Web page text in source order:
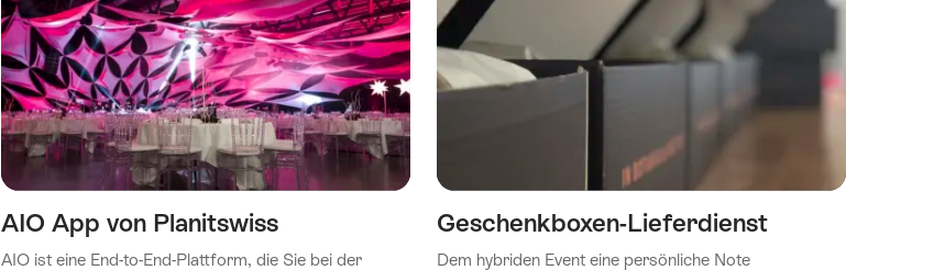
AIO App von Planitswiss
AIO ist eine End-to-End-Plattform, die Sie bei der
Geschenkboxen-Lieferdienst
Dem hybriden Event eine persönliche Note